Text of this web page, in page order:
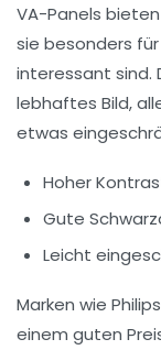
VA-Panels
sie besonders
interessant sind.
lebhaftes Bild,
etwas
Hoher
Gute
Leicht
Marken wie
einem guten